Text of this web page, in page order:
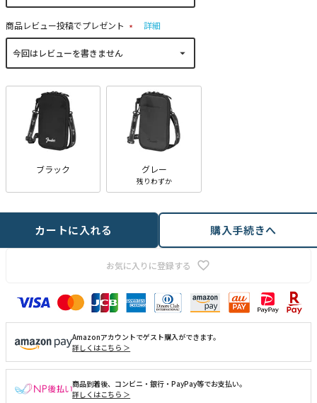
商品レビュー投稿でプレゼント
(
詳細
ブラック グレー
残りわずか
お気に入りに登録する
カートに入れる 購入手続きへ
Amazonアカウントでゲスト購入ができます。
詳しくはこちら ＞
商品到着後、コンビニ・銀行・PayPay等でお支払い。
詳しくはこちら ＞